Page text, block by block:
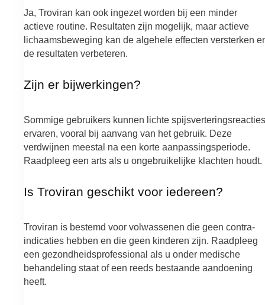
Ja, Troviran kan ook ingezet worden bij een minder
actieve routine. Resultaten zijn mogelijk, maar actieve
lichaamsbeweging kan de algehele effecten versterken
de resultaten verbeteren.
Zijn er bijwerkingen?
Sommige gebruikers kunnen lichte spijsverteringsreacties
ervaren, vooral bij aanvang van het gebruik. Deze
verdwijnen meestal na een korte aanpassingsperiode.
Raadpleeg een arts als u ongebruikelijke klachten houdt.
Is Troviran geschikt voor iedereen?
Troviran is bestemd voor volwassenen die geen contra-
indicaties hebben en die geen kinderen zijn. Raadpleeg
een gezondheidsprofessional als u onder medische
behandeling staat of een reeds bestaande aandoening
heeft.